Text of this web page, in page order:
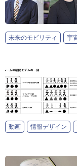
未来のモビリティ 宇
動画 情報デザイン